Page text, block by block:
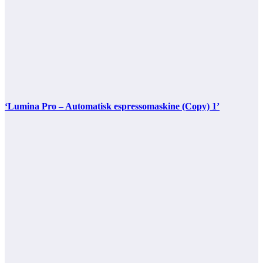
‘Lumina Pro – Automatisk espressomaskine (Copy) 1’